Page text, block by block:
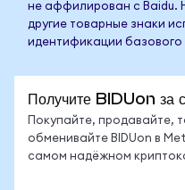
не аффилирован с Baidu.
другие товарные знаки
идентификации базового
Получите BIDUon за
Покупайте, продавайте,
обменивайте BIDUon в
самом надёжном